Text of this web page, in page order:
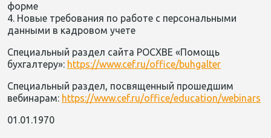
форме
4. Новые требования по работе с персональными
данными в кадровом учете
Специальный раздел сайта РОСХВЕ «Помощь
бухгалтеру»: https://www.cef.ru/office/buhgalter​​​
Специальный раздел, посвященный прошедшим
вебинарам: https://www.cef.ru/office/education/webinars
01.01.1970